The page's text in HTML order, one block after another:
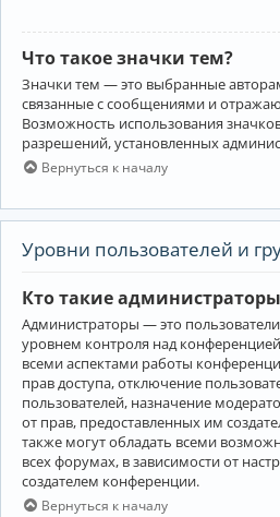
Что такое значки тем?
Значки тем — это выбранные
связанные с сообщениями и
Возможность использования
разрешений, установленных
Вернуться к началу
Уровни пользователей и
Кто такие
Администраторы — это
уровнем контроля над
всеми аспектами работы
прав доступа, отключение
пользователей, назначение
от прав, предоставленных им
также могут обладать всеми
всех форумах, в зависимости от
создателем конференции.
Вернуться к началу